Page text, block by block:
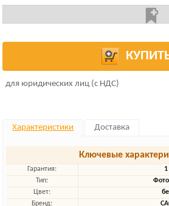
для юридических лиц (с НДС)
Характеристики Доставка
Ключевые
Гарантия:
Тип:
Цвет:
Бренд: